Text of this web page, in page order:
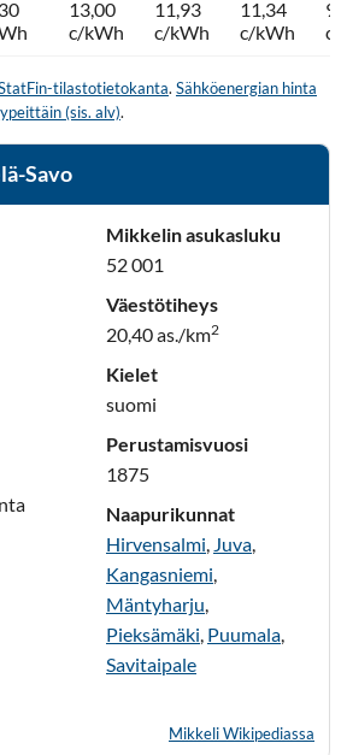
13,00
c/kWh
11,93
c/kWh
11,34
c/kWh
c/
tilastotietokanta. Sähköenergian hinta
(sis. alv).
Savo
Mikkelin asukasluku
52 001
Väestötiheys
20,40 as./km2
Kielet
suomi
Perustamisvuosi
1875
Naapurikunnat
Hirvensalmi Juva
Kangasniemi
Mäntyharju
Pieksämäki Puumala
Savitaipale
Mikkeli Wikipediassa